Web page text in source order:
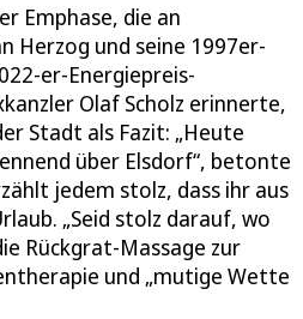
Emphase, die an
Herzog und seine 1997er-
er-Energiepreis-
Olaf Scholz erinnerte,
Stadt als Fazit: „Heute
über Elsdorf“, betonte
jedem stolz, dass ihr aus
„Seid stolz darauf, wo
Rückgrat-Massage zur
und „mutige Wette